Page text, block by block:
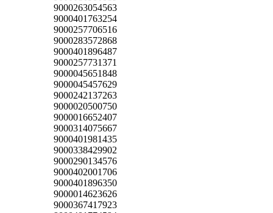
9000263054563
9000401763254
9000257706516
9000283572868
9000401896487
9000257731371
9000045651848
9000045457629
9000242137263
9000020500750
9000016652407
9000314075667
9000401981435
9000338429902
9000290134576
9000402001706
9000401896350
9000014623626
9000367417923